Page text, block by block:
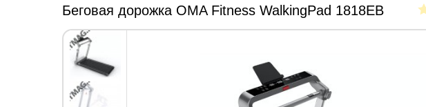
Беговая дорожка OMA Fitness WalkingPad 1818EB